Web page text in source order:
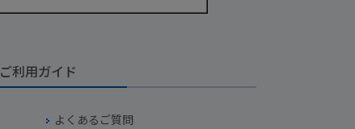
ご利用ガイド
よくあるご質問